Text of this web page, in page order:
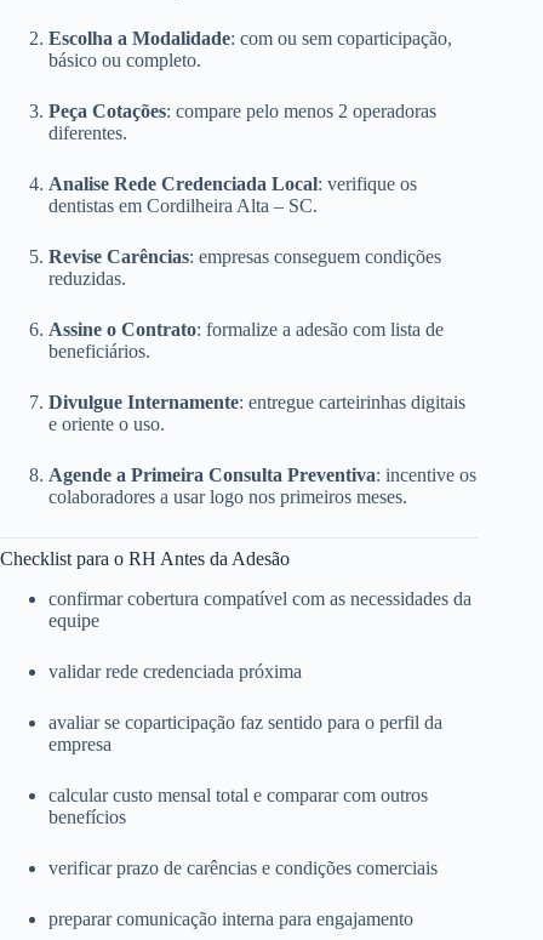
Escolha a Modalidade: com ou sem coparticipação,
básico ou completo.
Peça Cotações: compare pelo menos 2 operadoras
diferentes.
Analise Rede Credenciada Local: verifique os
dentistas em Cordilheira Alta – SC.
Revise Carências: empresas conseguem condições
reduzidas.
Assine o Contrato: formalize a adesão com lista de
beneficiários.
Divulgue Internamente: entregue carteirinhas digitais
e oriente o uso.
Agende a Primeira Consulta Preventiva: incentive os
colaboradores a usar logo nos primeiros meses.
Checklist para o RH Antes da Adesão
confirmar cobertura compatível com as necessidades da
equipe
validar rede credenciada próxima
avaliar se coparticipação faz sentido para o perfil da
empresa
calcular custo mensal total e comparar com outros
benefícios
verificar prazo de carências e condições comerciais
preparar comunicação interna para engajamento